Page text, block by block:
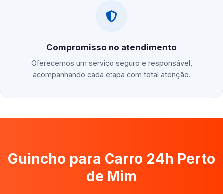
Compromisso no atendimento
Oferecemos um serviço seguro e responsável,
acompanhando cada etapa com total atenção.
Guincho para Carro 24h Perto
de Mim